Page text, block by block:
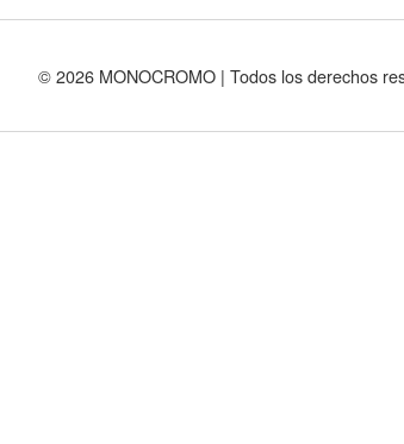
© 2026 MONOCROMO | Todos los derechos